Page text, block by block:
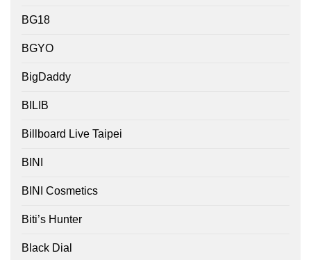
BG18
BGYO
BigDaddy
BILIB
Billboard Live Taipei
BINI
BINI Cosmetics
Biti’s Hunter
Black Dial